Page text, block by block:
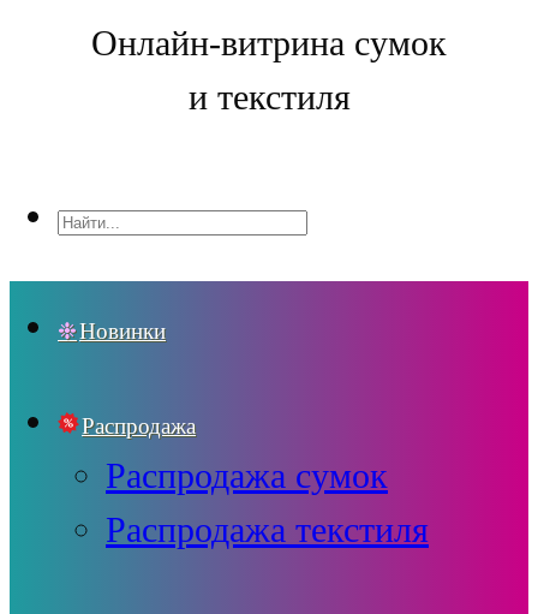
Онлайн-витрина сумок
и текстиля
Новинки
Распродажа
Распродажа сумок
Распродажа текстиля